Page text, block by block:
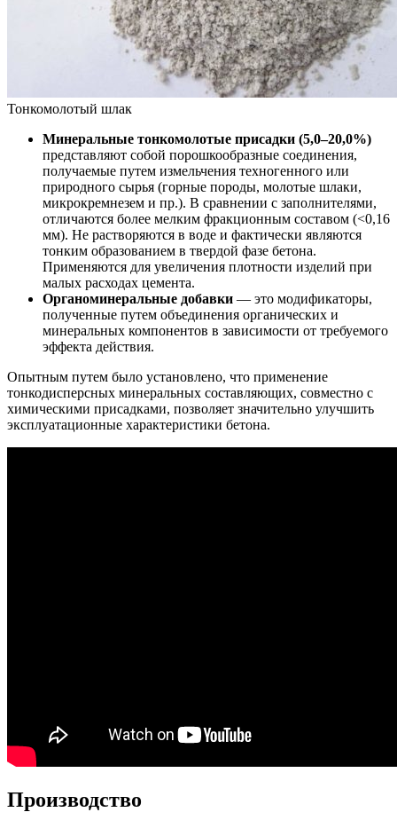
Тонкомолотый шлак
Минеральные тонкомолотые присадки (5,0–20,0%)
представляют собой порошкообразные соединения,
получаемые путем измельчения техногенного или
природного сырья (горные породы, молотые шлаки,
микрокремнезем и пр.). В сравнении с заполнителями,
отличаются более мелким фракционным составом (<0,16
мм). Не растворяются в воде и фактически являются
тонким образованием в твердой фазе бетона.
Применяются для увеличения плотности изделий при
малых расходах цемента.
Органоминеральные добавки — это модификаторы,
полученные путем объединения органических и
минеральных компонентов в зависимости от требуемого
эффекта действия.
Опытным путем было установлено, что применение
тонкодисперсных минеральных составляющих, совместно с
химическими присадками, позволяет значительно улучшить
эксплуатационные характеристики бетона.
Производство